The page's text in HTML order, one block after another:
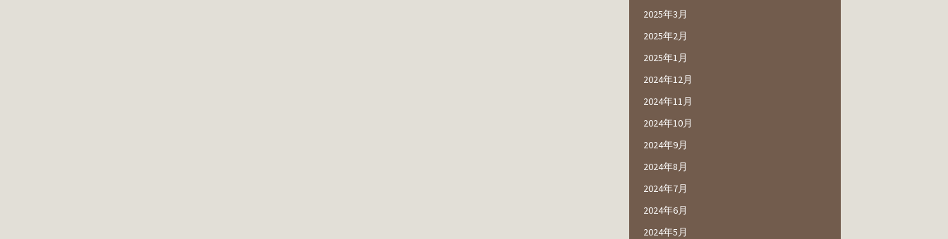
2025年3月
2025年2月
2025年1月
2024年12月
2024年11月
2024年10月
2024年9月
2024年8月
2024年7月
2024年6月
2024年5月